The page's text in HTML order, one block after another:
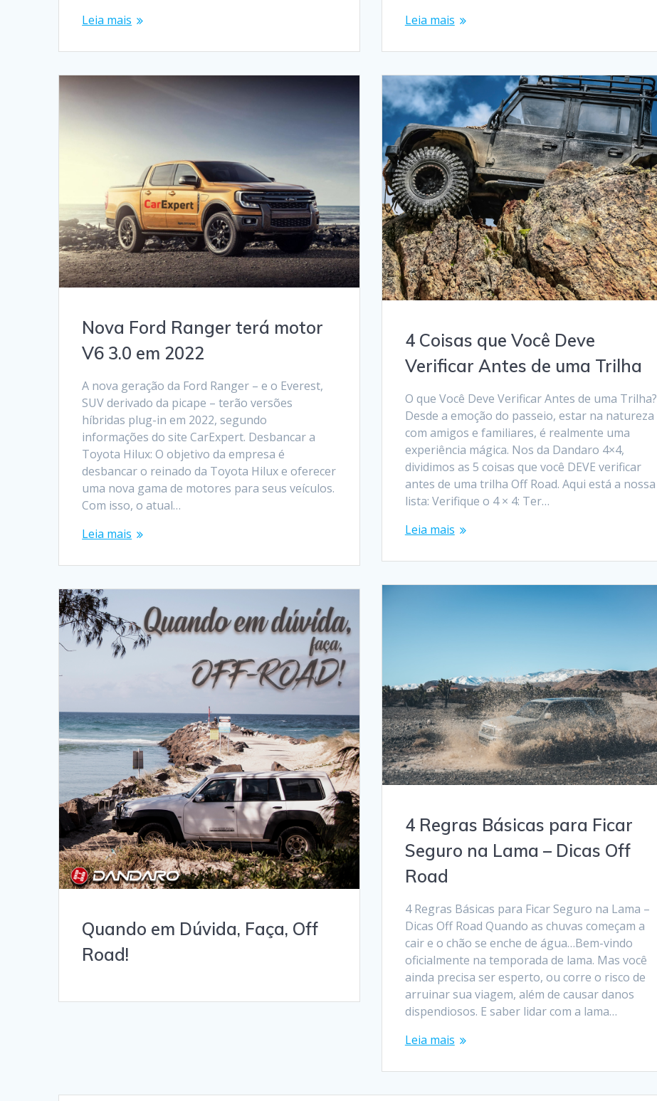
Leia mais
Leia mais
Nova Ford Ranger terá motor
V6 3.0 em 2022
A nova geração da Ford Ranger – e o Everest,
SUV derivado da picape – terão versões
híbridas plug-in em 2022, segundo
informações do site CarExpert. Desbancar a
Toyota Hilux: O objetivo da empresa é
desbancar o reinado da Toyota Hilux e oferecer
uma nova gama de motores para seus veículos.
Com isso, o atual…
Leia mais
4 Coisas que Você Deve
Verificar Antes de uma Trilha
O que Você Deve Verificar Antes de uma Trilha?
Desde a emoção do passeio, estar na natureza
com amigos e familiares, é realmente uma
experiência mágica. Nos da Dandaro 4×4,
dividimos as 5 coisas que você DEVE verificar
antes de uma trilha Off Road. Aqui está a nossa
lista: Verifique o 4 × 4: Ter…
Leia mais
4 Regras Básicas para Ficar
Seguro na Lama – Dicas Off
Road
4 Regras Básicas para Ficar Seguro na Lama –
Dicas Off Road Quando as chuvas começam a
cair e o chão se enche de água…Bem-vindo
oficialmente na temporada de lama. Mas você
ainda precisa ser esperto, ou corre o risco de
arruinar sua viagem, além de causar danos
dispendiosos. E saber lidar com a lama…
Leia mais
Quando em Dúvida, Faça, Off
Road!